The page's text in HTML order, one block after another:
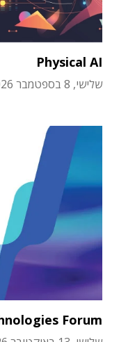
Physical AI
שלישי, 8 בספטמבר 2026
Forum